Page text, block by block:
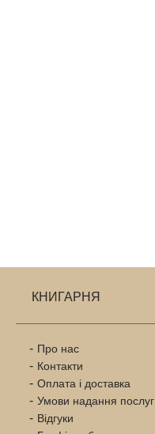
КНИГАРНЯ
Про нас
Контакти
Оплата і доставка
Умови надання послуг
Відгуки